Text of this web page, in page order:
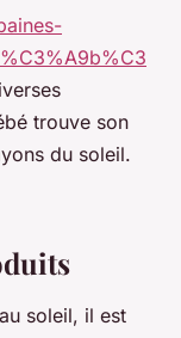
trouve son
du soleil.
soleil, il est